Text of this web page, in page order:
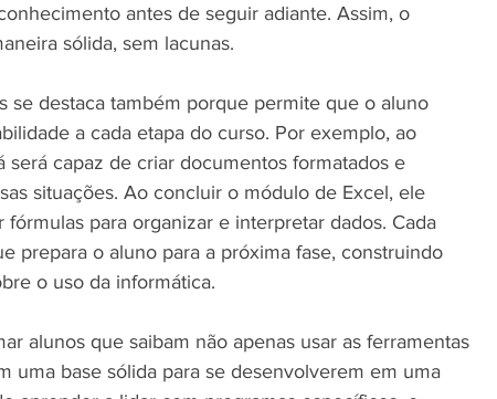
antes de seguir adiante. Assim, o
sólida, sem lacunas.
se destaca também porque permite que o aluno
a cada etapa do curso. Por exemplo, ao
capaz de criar documentos formatados e
situações. Ao concluir o módulo de Excel, ele
para organizar e interpretar dados. Cada
prepara o aluno para a próxima fase, construindo
o uso da informática.
alunos que saibam não apenas usar as ferramentas
uma base sólida para se desenvolverem em uma